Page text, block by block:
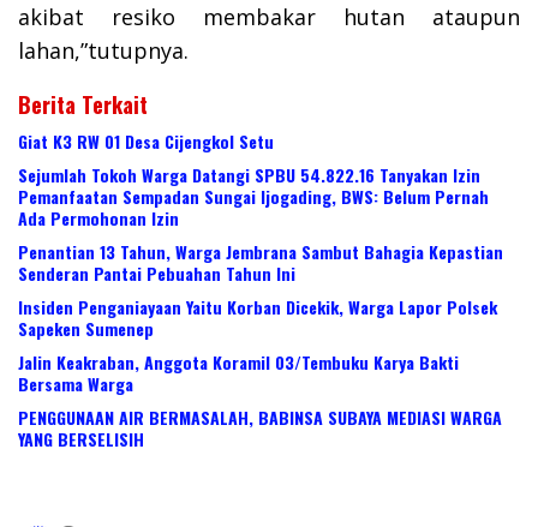
akibat resiko membakar hutan ataupun
lahan,”tutupnya.
Berita Terkait
Giat K3 RW 01 Desa Cijengkol Setu
Sejumlah Tokoh Warga Datangi SPBU 54.822.16 Tanyakan Izin
Pemanfaatan Sempadan Sungai Ijogading, BWS: Belum Pernah
Ada Permohonan Izin
Penantian 13 Tahun, Warga Jembrana Sambut Bahagia Kepastian
Senderan Pantai Pebuahan Tahun Ini
Insiden Penganiayaan Yaitu Korban Dicekik, Warga Lapor Polsek
Sapeken Sumenep
Jalin Keakraban, Anggota Koramil 03/Tembuku Karya Bakti
Bersama Warga
PENGGUNAAN AIR BERMASALAH, BABINSA SUBAYA MEDIASI WARGA
YANG BERSELISIH